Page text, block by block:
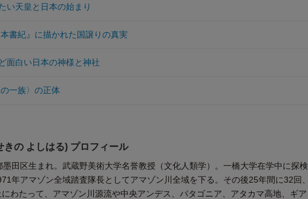
い天皇と日本の始まり
書紀』に描かれた国譲りの真実
面白い日本の神様と神社
一族〉の正体
きの よしはる) プロフィール
墨田区生まれ。武蔵野美術大学名誉教授（文化人類学）。一橋大学在学中に探検
年アマゾン全域踏査隊長としてアマゾン川全域を下る。その後25年間に32回、
わたって、アマゾン川源流や中央アンデス、パタゴニア、アタカマ高地、ギア